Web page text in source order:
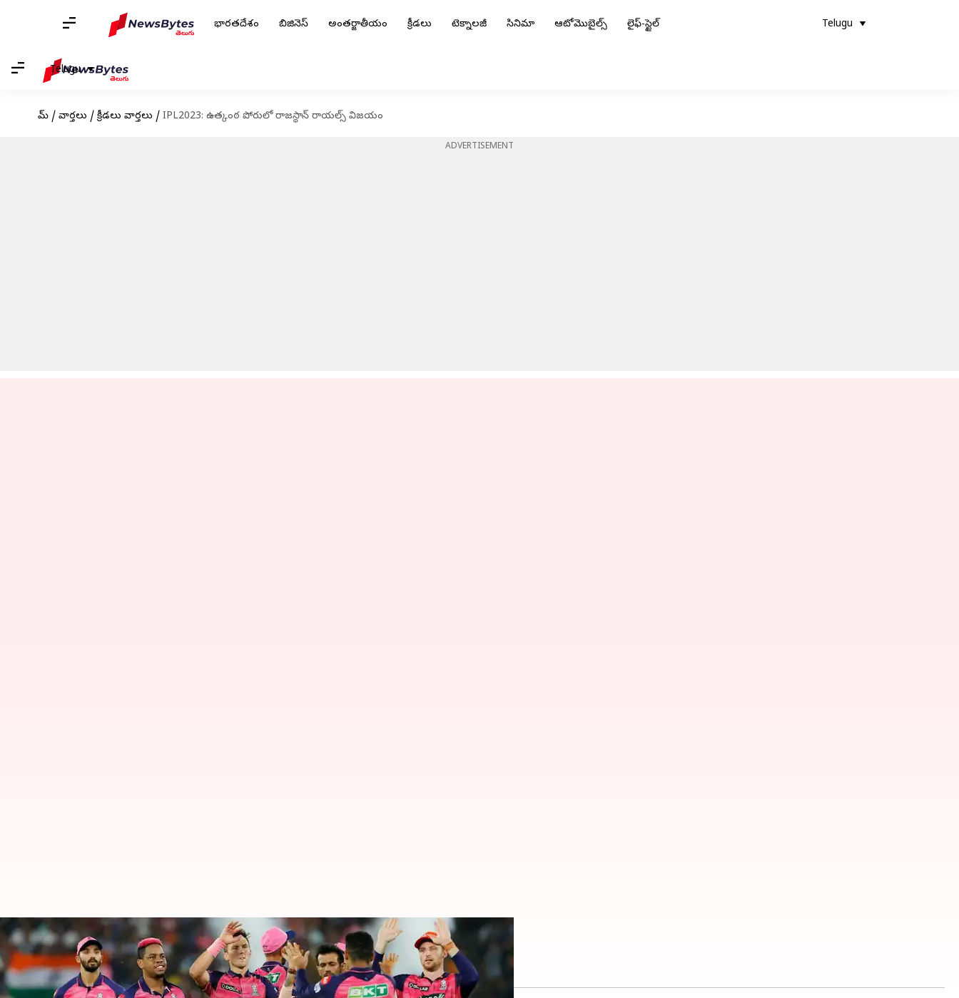
భారతదేశం బిజినెస్ అంతర్జాతీయం క్రీడలు టెక్నాలజీ సినిమా ఆటోమొబైల్స్ లైఫ్-స్టైల్ Telugu
Telugu
హోమ్ / వార్తలు / క్రీడలు వార్తలు / IPL2023: ఉత్కంఠ పోరులో రాజస్థాన్ రాయల్స్ విజయం
ADVERTISEMENT
IPL2023: ఉత్కంఠ పోరులో రాజస్థాన్ రాయల్స్ విజయం
వ్రాసిన వారు Jayachandra Akuri Apr 12, 2023 11:30 pm